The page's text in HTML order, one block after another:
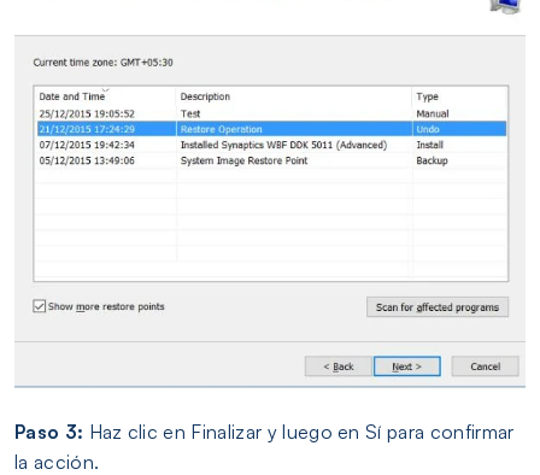
Paso 3: Haz clic en Finalizar y luego en Sí para confirmar
la acción.